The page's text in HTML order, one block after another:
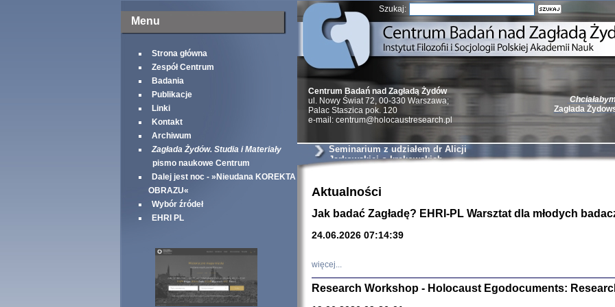
Menu
Strona główna
Zespół Centrum
Badania
Publikacje
Linki
Kontakt
Archiwum
Zagłada Żydów. Studia i Materiały
pismo naukowe Centrum
Dalej jest noc - »Nieudana KOREKTA
OBRAZU«
Wybór źródeł
EHRI PL
Szukaj:
Zagłada
Natalia Aleksiun,
Deborah Dash
Turski, Laurence
Centrum Badań nad Zagładą Żydów
ul. Nowy Świat 72, 00-330 Warszawa;
Palac Staszica pok. 120
e-mail: centrum@holocaustresearch.pl
Seminarium z udziałem dr Alicji
Jarkowskiej o krakowskich
Aktualności
Jak badać Zagładę? EHRI-PL Warsztat dla młodych
24.06.2026 07:14:39
więcej...
Research Workshop - Holocaust Egodocuments: